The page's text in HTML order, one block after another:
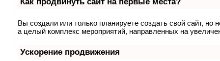
Как продвинуть сайт на первые места?
Вы создали или только планируете создать свой сайт, но
а целый комплекс мероприятий, направленных на
Ускорение продвижения